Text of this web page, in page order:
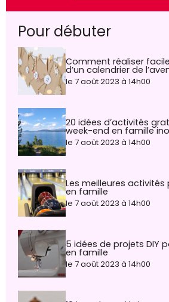
Pour débuter
Comment réaliser
d’un calendrier de
le 7 août 2023 à 14h00
20 idées d’activités
week-end en famille
le 7 août 2023 à 14h00
Les meilleures
en famille
le 7 août 2023 à 14h00
5 idées de projets DIY
en famille
le 7 août 2023 à 14h00